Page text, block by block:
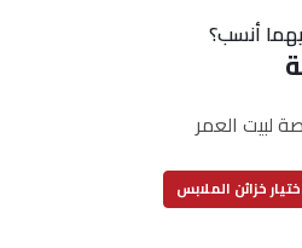
أنسب؟
خزائن الملابس